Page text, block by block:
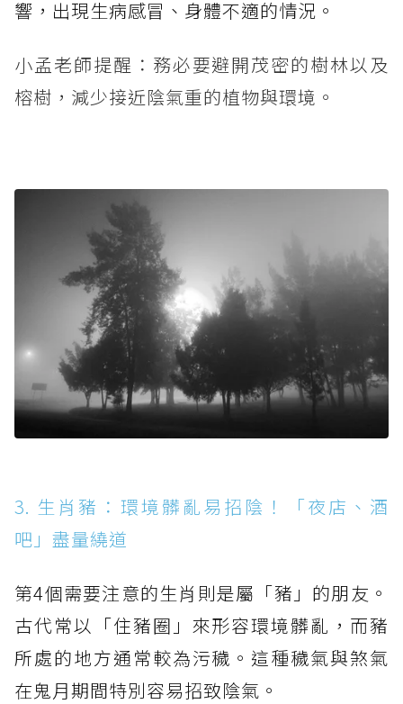
響，出現生病感冒、身體不適的情況。
小孟老師提醒：務必要避開茂密的樹林以及
榕樹，減少接近陰氣重的植物與環境。
3. 生肖豬：環境髒亂易招陰！「夜店、酒
吧」盡量繞道
第4個需要注意的生肖則是屬「豬」的朋友。
古代常以「住豬圈」來形容環境髒亂，而豬
所處的地方通常較為污穢。這種穢氣與煞氣
在鬼月期間特別容易招致陰氣。